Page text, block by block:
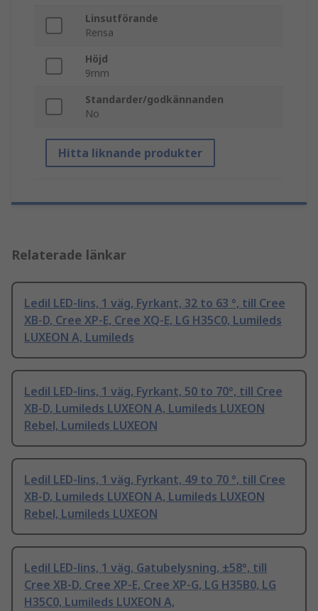
Linsutförande
Rensa
Höjd
9mm
Standarder/godkännanden
No
Hitta liknande produkter
Relaterade länkar
Ledil LED-lins, 1 väg, Fyrkant, 32 to 63 °, till Cree
XB-D, Cree XP-E, Cree XQ-E, LG H35C0, Lumileds
LUXEON A, Lumileds
Ledil LED-lins, 1 väg, Fyrkant, 50 to 70°, till Cree
XB-D, Lumileds LUXEON A, Lumileds LUXEON
Rebel, Lumileds LUXEON
Ledil LED-lins, 1 väg, Fyrkant, 49 to 70 °, till Cree
XB-D, Lumileds LUXEON A, Lumileds LUXEON
Rebel, Lumileds LUXEON
Ledil LED-lins, 1 väg, Gatubelysning, ±58°, till
Cree XB-D, Cree XP-E, Cree XP-G, LG H35B0, LG
H35C0, Lumileds LUXEON A,